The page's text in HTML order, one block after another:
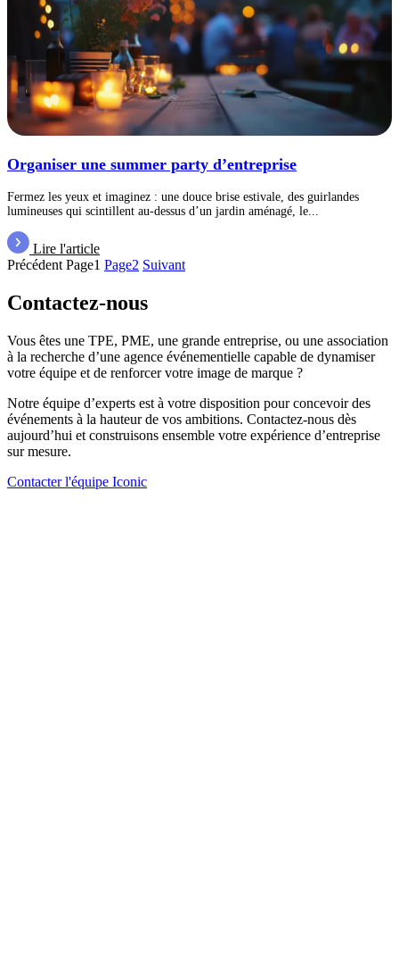
Organiser une summer party d’entreprise
Fermez les yeux et imaginez : une douce brise estivale, des guirlandes
lumineuses qui scintillent au-dessus d’un jardin aménagé, le...
Lire l'article
Précédent Page1 Page2 Suivant
Contactez-nous
Vous êtes une TPE, PME, une grande entreprise, ou une association
à la recherche d’une agence événementielle capable de dynamiser
votre équipe et de renforcer votre image de marque ?
Notre équipe d’experts est à votre disposition pour concevoir des
événements à la hauteur de vos ambitions. Contactez-nous dès
aujourd’hui et construisons ensemble votre expérience d’entreprise
sur mesure.
Contacter l'équipe Iconic